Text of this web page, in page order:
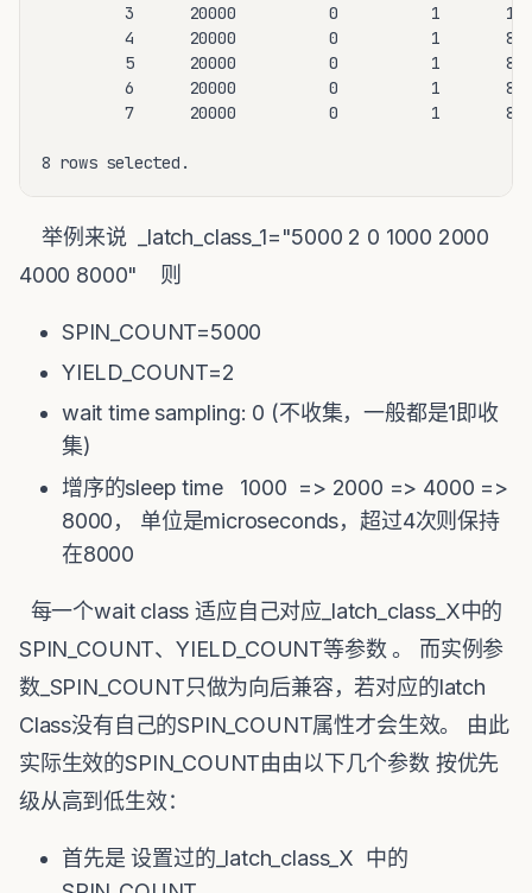
3      20000          0          1
4      20000          0          1
5      20000          0          1
6      20000          0          1
7      20000          0          1
8 rows selected.
举例来说 _latch_class_1="5000 2 0 1000 2000
4000 8000" 则
SPIN_COUNT=5000
YIELD_COUNT=2
wait time sampling: 0 (不收集，一般都是1即收
集)
增序的sleep time 1000 => 2000 => 4000 =>
8000， 单位是microseconds，超过4次则保持
在8000
每一个wait class 适应自己对应_latch_class_X中的
SPIN_COUNT、YIELD_COUNT等参数 。 而实例参
数_SPIN_COUNT只做为向后兼容，若对应的latch
Class没有自己的SPIN_COUNT属性才会生效。 由此
实际生效的SPIN_COUNT由由以下几个参数 按优先
级从高到低生效：
首先是 设置过的_latch_class_X 中的